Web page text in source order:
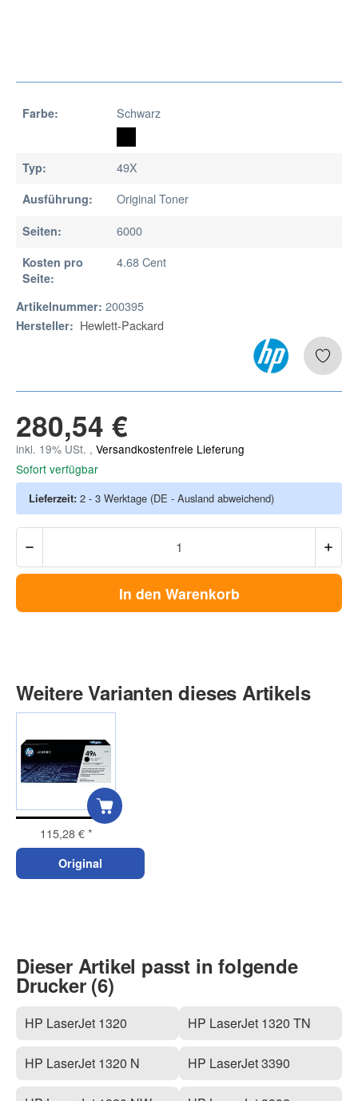
Farbe: Schwarz
Typ: 49X
Ausführung: Original Toner
Seiten: 6000
Kosten pro
Seite:
4.68 Cent
Artikelnummer: 200395
Hersteller: Hewlett-Packard
280,54 €
inkl. 19% USt. , Versandkostenfreie Lieferung
Sofort verfügbar
Lieferzeit: 2 - 3 Werktage (DE - Ausland abweichend)
In den Warenkorb
Weitere Varianten dieses Artikels
115,28 €*
Original
Dieser Artikel passt in folgende
Drucker (6)
HP LaserJet 1320
HP LaserJet 1320 N
HP LaserJet 1320 TN
HP LaserJet 3390